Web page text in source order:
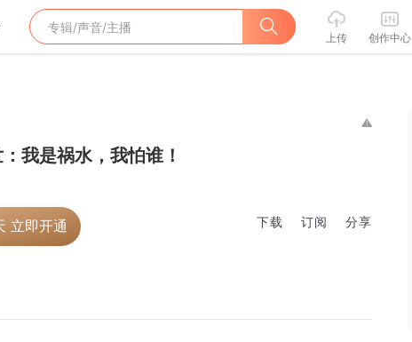
上传 创作中心
我是祸水，我怕谁！
立即开通 下载 订阅 分享